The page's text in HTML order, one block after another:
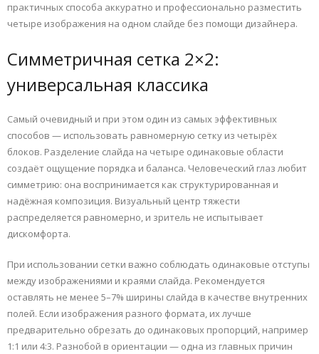
практичных способа аккуратно и профессионально разместить
четыре изображения на одном слайде без помощи дизайнера.
Симметричная сетка 2×2:
универсальная классика
Самый очевидный и при этом один из самых эффективных
способов — использовать равномерную сетку из четырёх
блоков. Разделение слайда на четыре одинаковые области
создаёт ощущение порядка и баланса. Человеческий глаз любит
симметрию: она воспринимается как структурированная и
надёжная композиция. Визуальный центр тяжести
распределяется равномерно, и зритель не испытывает
дискомфорта.
При использовании сетки важно соблюдать одинаковые отступы
между изображениями и краями слайда. Рекомендуется
оставлять не менее 5–7% ширины слайда в качестве внутренних
полей. Если изображения разного формата, их лучше
предварительно обрезать до одинаковых пропорций, например
1:1 или 4:3. Разнобой в ориентации — одна из главных причин